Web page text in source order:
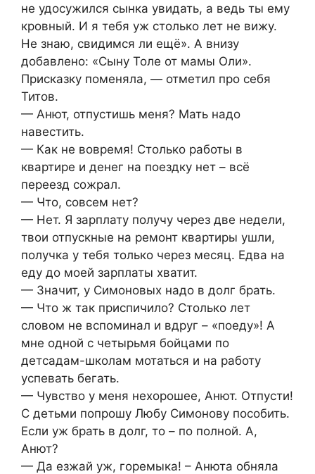
не удосужился сынка увидать, а ведь ты ему
кровный. И я тебя уж столько лет не вижу.
Не знаю, свидимся ли ещё». А внизу
добавлено: «Сыну Толе от мамы Оли».
Присказку поменяла, — отметил про себя
Титов.
— Анют, отпустишь меня? Мать надо
навестить.
— Как не вовремя! Столько работы в
квартире и денег на поездку нет – всё
переезд сожрал.
— Что, совсем нет?
— Нет. Я зарплату получу через две недели,
твои отпускные на ремонт квартиры ушли,
получка у тебя только через месяц. Едва на
еду до моей зарплаты хватит.
— Значит, у Симоновых надо в долг брать.
— Что ж так приспичило? Столько лет
словом не вспоминал и вдруг – «поеду»! А
мне одной с четырьмя бойцами по
детсадам-школам мотаться и на работу
успевать бегать.
— Чувство у меня нехорошее, Анют. Отпусти!
С детьми попрошу Любу Симонову пособить.
Если уж брать в долг, то – по полной. А,
Анют?
— Да езжай уж, горемыка! – Анюта обняла